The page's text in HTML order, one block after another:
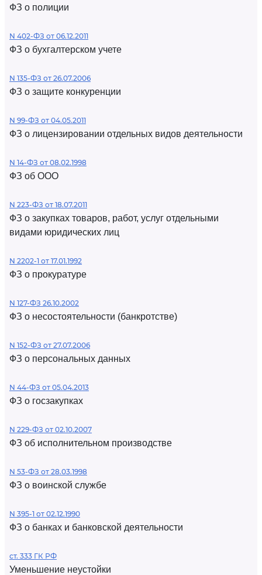
ФЗ о полиции
N 402-ФЗ от 06.12.2011
ФЗ о бухгалтерском учете
N 135-ФЗ от 26.07.2006
ФЗ о защите конкуренции
N 99-ФЗ от 04.05.2011
ФЗ о лицензировании отдельных видов деятельности
N 14-ФЗ от 08.02.1998
ФЗ об ООО
N 223-ФЗ от 18.07.2011
ФЗ о закупках товаров, работ, услуг отдельными
видами юридических лиц
N 2202-1 от 17.01.1992
ФЗ о прокуратуре
N 127-ФЗ 26.10.2002
ФЗ о несостоятельности (банкротстве)
N 152-ФЗ от 27.07.2006
ФЗ о персональных данных
N 44-ФЗ от 05.04.2013
ФЗ о госзакупках
N 229-ФЗ от 02.10.2007
ФЗ об исполнительном производстве
N 53-ФЗ от 28.03.1998
ФЗ о воинской службе
N 395-1 от 02.12.1990
ФЗ о банках и банковской деятельности
ст. 333 ГК РФ
Уменьшение неустойки